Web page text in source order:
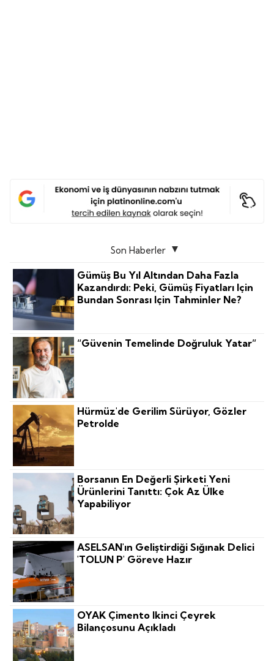
Son Haberler
Gümüş Bu Yıl Altından Daha Fazla
Kazandırdı: Peki, Gümüş Fiyatları Için
Bundan Sonrası Için Tahminler Ne?
“Güvenin Temelinde Doğruluk Yatar”
Hürmüz'de Gerilim Sürüyor, Gözler
Petrolde
Borsanın En Değerli Şirketi Yeni
Ürünlerini Tanıttı: Çok Az Ülke
Yapabiliyor
ASELSAN'ın Geliştirdiği Sığınak Delici
'TOLUN P' Göreve Hazır
OYAK Çimento Ikinci Çeyrek
Bilançosunu Açıkladı